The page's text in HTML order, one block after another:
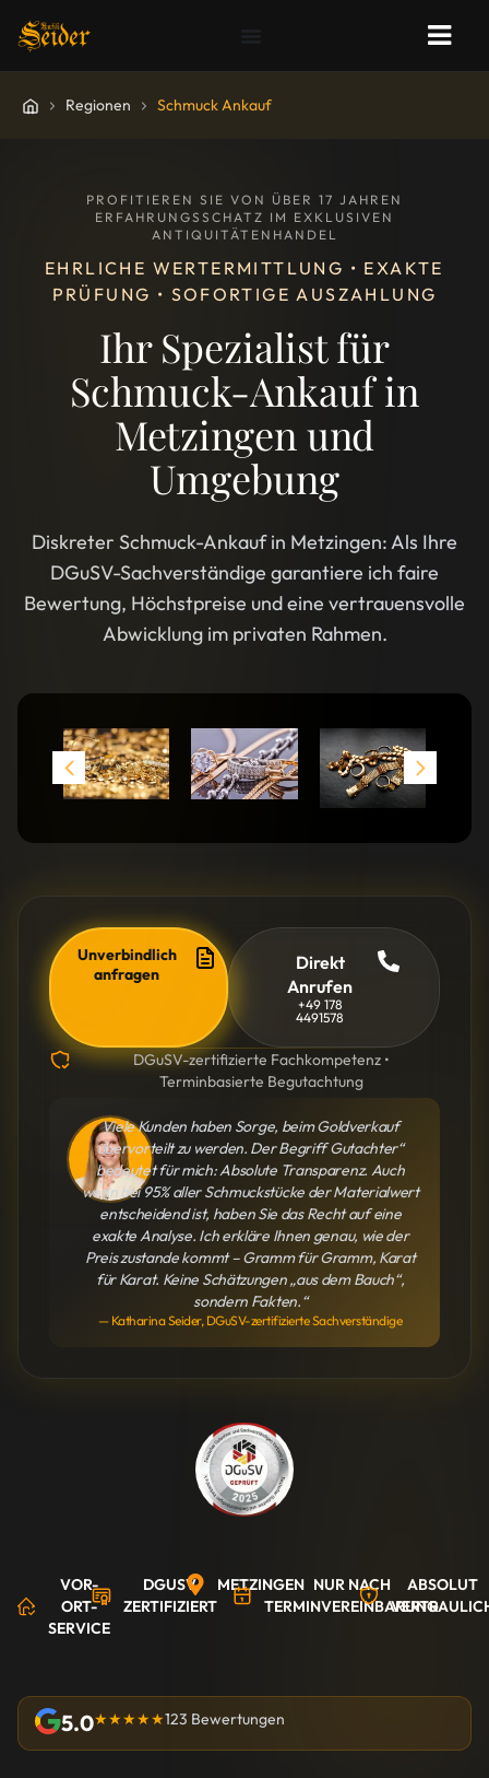
Regionen Schmuck Ankauf
PROFITIEREN SIE VON ÜBER 17 JAHREN
ERFAHRUNGSSCHATZ IM EXKLUSIVEN
ANTIQUITÄTENHANDEL
EHRLICHE WERTERMITTLUNG • EXAKTE
PRÜFUNG • SOFORTIGE AUSZAHLUNG
Ihr Spezialist für
Schmuck-Ankauf in
Metzingen und
Umgebung
Diskreter Schmuck-Ankauf in Metzingen: Als Ihre
DGuSV-Sachverständige garantiere ich faire
Bewertung, Höchstpreise und eine vertrauensvolle
Abwicklung im privaten Rahmen.
Unverbindlich
anfragen
Direkt
Anrufen
+49 178
4491578
DGuSV-zertifizierte Fachkompetenz •
Terminbasierte Begutachtung
Viele Kunden haben Sorge, beim Goldverkauf
übervorteilt zu werden. Der Begriff Gutachter“
bedeutet für mich: Absolute Transparenz. Auch
wenn bei 95% aller Schmuckstücke der Materialwert
entscheidend ist, haben Sie das Recht auf eine
exakte Analyse. Ich erkläre Ihnen genau, wie der
Preis zustande kommt – Gramm für Gramm, Karat
für Karat. Keine Schätzungen „aus dem Bauch“,
sondern Fakten.“
— Katharina Seider, DGuSV-zertifizierte Sachverständige
VOR-
ORT-
SERVICE
DGUSV
ZERTIFIZIERT
METZINGEN NUR NACH
TERMINVEREINBARUNG
ABSOLUT
5.0★★★★★123 Bewertungen